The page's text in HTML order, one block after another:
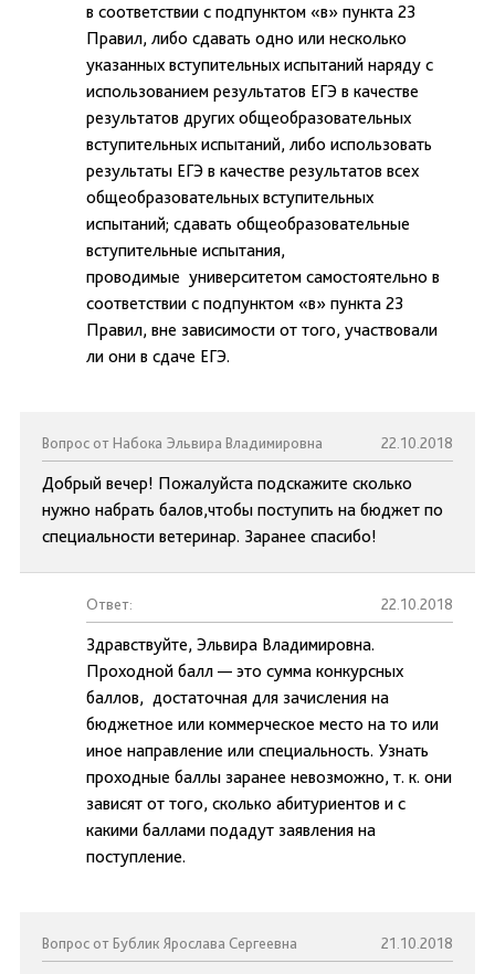
в соответствии с подпунктом «в» пункта 23
Правил, либо сдавать одно или несколько
указанных вступительных испытаний наряду с
использованием результатов ЕГЭ в качестве
результатов других общеобразовательных
вступительных испытаний, либо использовать
результаты ЕГЭ в качестве результатов всех
общеобразовательных вступительных
испытаний; сдавать общеобразовательные
вступительные испытания,
проводимые университетом самостоятельно в
соответствии с подпунктом «в» пункта 23
Правил, вне зависимости от того, участвовали
ли они в сдаче ЕГЭ.
Вопрос от Набока Эльвира Владимировна 22.10.2018
Добрый вечер! Пожалуйста подскажите сколько
нужно набрать балов,чтобы поступить на бюджет по
специальности ветеринар. Заранее спасибо!
Ответ: 22.10.2018
Здравствуйте, Эльвира Владимировна.
Проходной балл — это сумма конкурсных
баллов, достаточная для зачисления на
бюджетное или коммерческое место на то или
иное направление или специальность. Узнать
проходные баллы заранее невозможно, т. к. они
зависят от того, сколько абитуриентов и с
какими баллами подадут заявления на
поступление.
Вопрос от Бублик Ярослава Сергеевна 21.10.2018